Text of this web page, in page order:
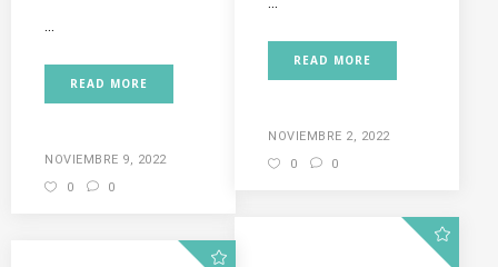
READ MORE
NOVIEMBRE 9, 2022
0
0
READ MORE
NOVIEMBRE 2, 2022
0
0